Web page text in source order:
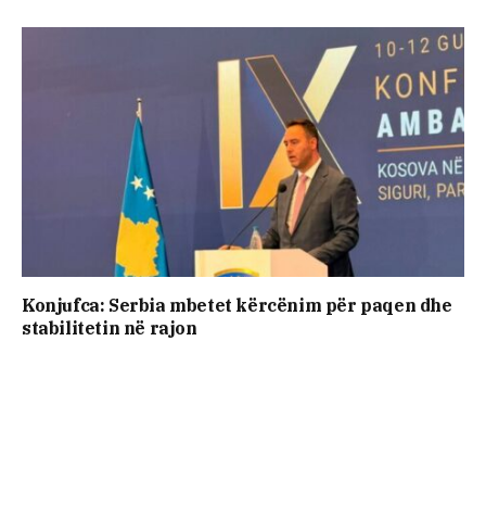
Konjufca: Serbia mbetet kërcënim për paqen dhe
stabilitetin në rajon